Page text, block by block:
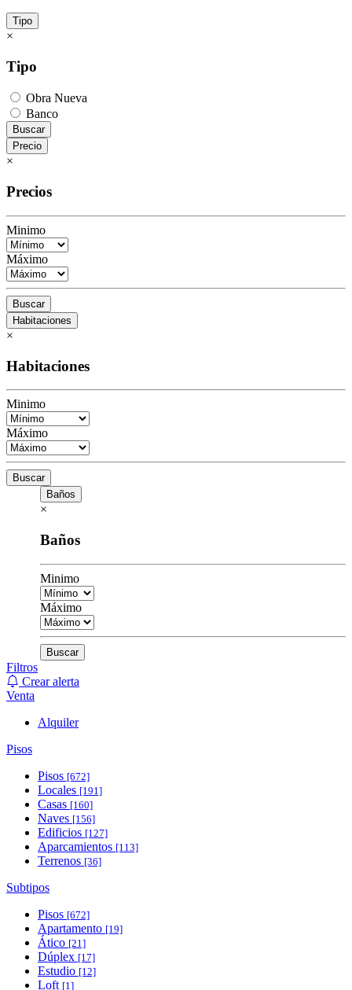
Tipo
×
Tipo
Obra Nueva
Banco
Buscar
Precio
×
Precios
Minimo
Máximo
Buscar
Habitaciones
×
Habitaciones
Minimo
Máximo
Buscar
Baños
×
Baños
Minimo
Máximo
Buscar
Filtros
Crear alerta
Venta
Alquiler
Pisos
Pisos [672]
Locales [191]
Casas [160]
Naves [156]
Edificios [127]
Aparcamientos [113]
Terrenos [36]
Subtipos
Pisos [672]
Apartamento [19]
Ático [21]
Dúplex [17]
Estudio [12]
Loft [1]